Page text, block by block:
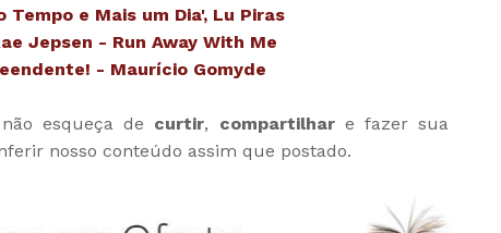
Tempo e Mais um Dia', Lu Piras
Jepsen - Run Away With Me
- Maurício Gomyde
esqueça de curtir, compartilhare fazer sua
nosso conteúdo assim que postado.